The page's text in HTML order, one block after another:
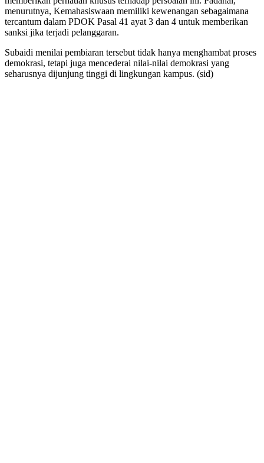
menurutnya, Kemahasiswaan memiliki kewenangan sebagaimana
tercantum dalam PDOK Pasal 41 ayat 3 dan 4 untuk memberikan
sanksi jika terjadi pelanggaran.
Subaidi menilai pembiaran tersebut tidak hanya menghambat proses
demokrasi, tetapi juga mencederai nilai-nilai demokrasi yang
seharusnya dijunjung tinggi di lingkungan kampus. (sid)